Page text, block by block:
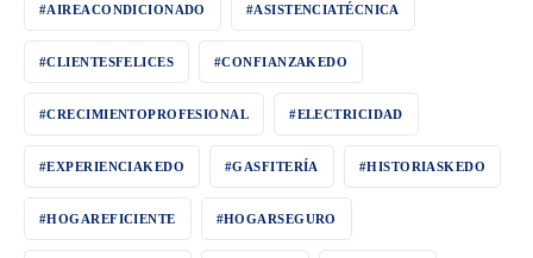
#AIREACONDICIONADO #ASISTENCIATÉCNICA
#CLIENTESFELICES #CONFIANZAKEDO
#CRECIMIENTOPROFESIONAL #ELECTRICIDAD
#EXPERIENCIAKEDO #GASFITERÍA #HISTORIASKEDO
#HOGAREFICIENTE #HOGARSEGURO